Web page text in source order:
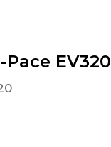
EV320